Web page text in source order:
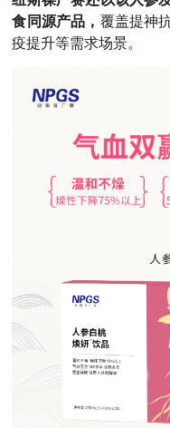
食同源产品， 覆盖提神
疫提升等需求场景。